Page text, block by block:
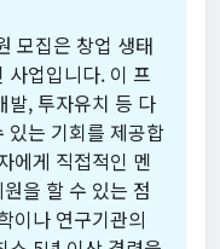
모집은 창업 생태
사업입니다. 이 프
발, 투자유치 등 다
있는 기회를 제공합
에게 직접적인 멘
을 할 수 있는 점
이나 연구기관의